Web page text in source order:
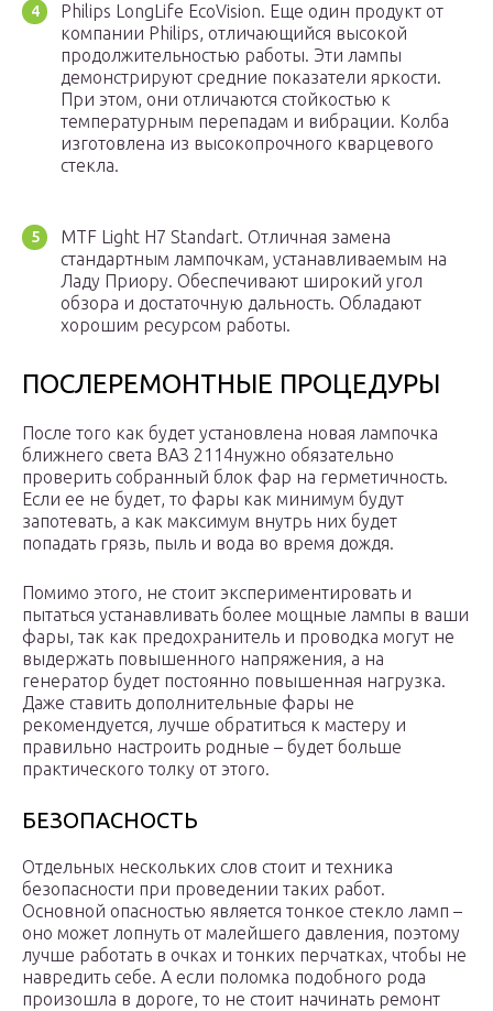
Philips LongLife EcoVision. Еще один продукт от
компании Philips, отличающийся высокой
продолжительностью работы. Эти лампы
демонстрируют средние показатели яркости.
При этом, они отличаются стойкостью к
температурным перепадам и вибрации. Колба
изготовлена из высокопрочного кварцевого
стекла.
MTF Light H7 Standart. Отличная замена
стандартным лампочкам, устанавливаемым на
Ладу Приору. Обеспечивают широкий угол
обзора и достаточную дальность. Обладают
хорошим ресурсом работы.
ПОСЛЕРЕМОНТНЫЕ ПРОЦЕДУРЫ
После того как будет установлена новая лампочка
ближнего света ВАЗ 2114нужно обязательно
проверить собранный блок фар на герметичность.
Если ее не будет, то фары как минимум будут
запотевать, а как максимум внутрь них будет
попадать грязь, пыль и вода во время дождя.
Помимо этого, не стоит экспериментировать и
пытаться устанавливать более мощные лампы в ваши
фары, так как предохранитель и проводка могут не
выдержать повышенного напряжения, а на
генератор будет постоянно повышенная нагрузка.
Даже ставить дополнительные фары не
рекомендуется, лучше обратиться к мастеру и
правильно настроить родные – будет больше
практического толку от этого.
БЕЗОПАСНОСТЬ
Отдельных нескольких слов стоит и техника
безопасности при проведении таких работ.
Основной опасностью является тонкое стекло ламп –
оно может лопнуть от малейшего давления, поэтому
лучше работать в очках и тонких перчатках, чтобы не
навредить себе. А если поломка подобного рода
произошла в дороге, то не стоит начинать ремонт